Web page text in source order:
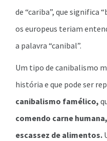
de “cariba”, que significa
os europeus teriam
a palavra “canibal”.
Um tipo de canibalismo
história e que pode ser
canibalismo famélico,
comendo carne
escassez de alimentos.